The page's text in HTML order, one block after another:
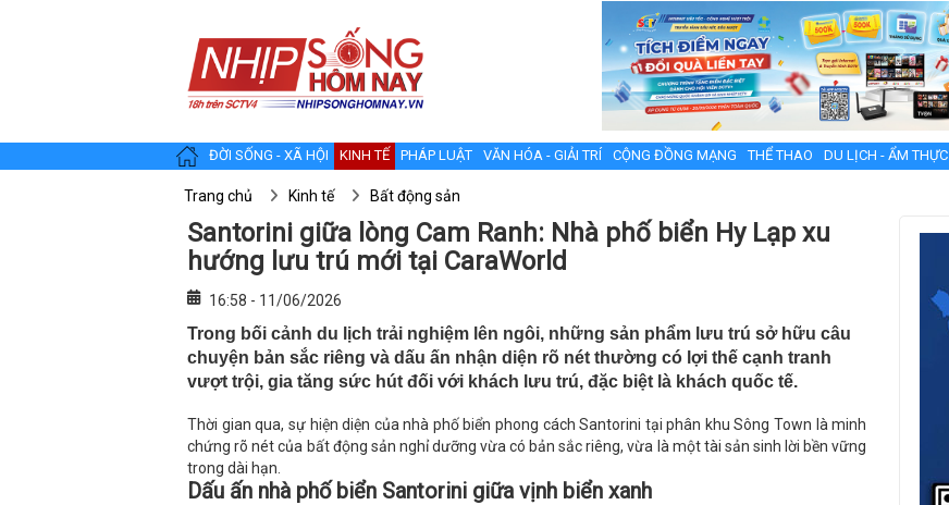
ĐỜI SỐNG - XÃ HỘI KINH TẾ PHÁP LUẬT VĂN HÓA - GIẢI TRÍ CỘNG ĐỒNG MẠNG THỂ THAO DU LỊCH - ẨM THỰC
Trang chủ Kinh tế Bất động sản
Santorini giữa lòng Cam Ranh: Nhà phố biển Hy Lạp xu
hướng lưu trú mới tại CaraWorld
16:58 - 11/06/2026
Trong bối cảnh du lịch trải nghiệm lên ngôi, những sản phẩm lưu trú sở hữu câu
chuyện bản sắc riêng và dấu ấn nhận diện rõ nét thường có lợi thế cạnh tranh
vượt trội, gia tăng sức hút đối với khách lưu trú, đặc biệt là khách quốc tế.
Thời gian qua, sự hiện diện của nhà phố biển phong cách Santorini tại phân khu Sông Town là minh
chứng rõ nét của bất động sản nghỉ dưỡng vừa có bản sắc riêng, vừa là một tài sản sinh lời bền vững
trong dài hạn.
Dấu ấn nhà phố biển Santorini giữa vịnh biển xanh